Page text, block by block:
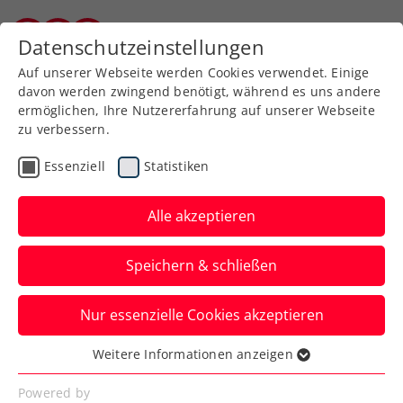
Zurück zur Newsübersicht
Kids & Jugend
38. Panaceo ITF Junior
Cup: Finalphase ohne die
heimische Jugend
Über das Einzel-Viertelfinale und Doppel-
Halbfinale kam die rot-weiß-rote Jugend
in Villach nicht hinaus.
Verfasst von: Manuel Wachta, 05.05.2022
Datenschutzeinstellungen
Auf unserer Webseite werden Cookies verwendet. Einige
davon werden zwingend benötigt, während es uns andere
ermöglichen, Ihre Nutzererfahrung auf unserer Webseite
zu verbessern.
Essenziell Statistiken
Alle akzeptieren
Speichern & schließen
Nur essenzielle Cookies akzeptieren
Essenziell
Essenzielle Cookies werden für grundlegende
Weitere Informationen anzeigen
Powered by